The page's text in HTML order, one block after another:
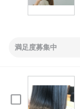
満足度募集中